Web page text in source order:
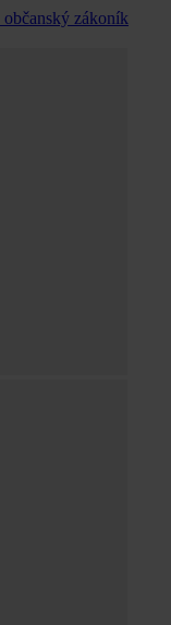
občanský zákoník